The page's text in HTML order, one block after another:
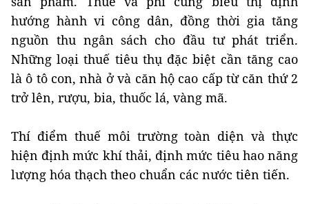
hướng hành vi công dân, đồng thời gia tăng
nguồn thu ngân sách cho đầu tư phát triển.
Những loại thuế tiêu thụ đặc biệt cần tăng cao
là ô tô con, nhà ở và căn hộ cao cấp từ căn thứ 2
trở lên, rượu, bia, thuốc lá, vàng mã.
Thí điểm thuế môi trường toàn diện và thực
hiện định mức khí thải, định mức tiêu hao năng
lượng hóa thạch theo chuẩn các nước tiên tiến.